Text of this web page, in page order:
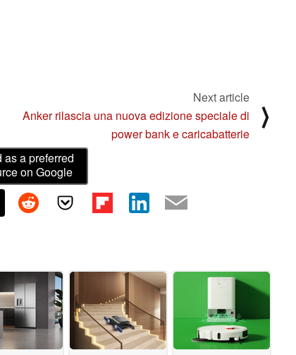
Next article
Anker rilascia una nuova edizione speciale di
power bank e caricabatterie
⟩
as a preferred
on Google